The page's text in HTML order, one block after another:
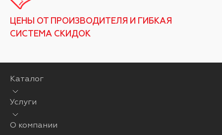
ЦЕНЫ ОТ ПРОИЗВОДИТЕЛЯ И ГИБКАЯ
СИСТЕМА СКИДОК
Каталог
Услуги
О компании